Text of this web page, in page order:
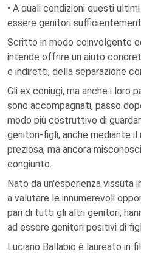
• A quali condizioni questi
essere genitori
Scritto in modo coinvolgente
intende offrire un aiuto
e indiretti, della separazione
Gli ex coniugi, ma anche i loro
sono accompagnati, passo
modo più costruttivo di
genitori-figli, anche mediante
preziosa, ma ancora
congiunto.
Nato da un'esperienza vissuta
a valutare le innumerevoli
pari di tutti gli altri genitori,
ad essere genitori positivi di
Luciano Ballabio è laureato in